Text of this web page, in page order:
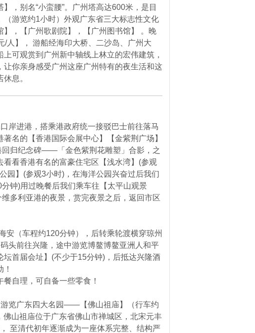
，别名“小蛮腰”。广州塔高达600米，是目
（游览约1小时）外观广东省三大标志性文化
，【广州歌剧院】，【广州图书馆】 。晚
/人】， 游船经海印大桥、二沙岛、广州大
可观赏到广州新中轴线上林立的宏伟建筑，
让你亲身感受广州这座广州特有的夜生活和这
息。
岸进港，搭乘港政府统一接驳巴士前往落马
名的【香港国际会展中心】【金紫荆广场】
回归纪念碑——「金色紫荆花雕塑」合影，之
看看香港有名的富豪住宅区【浅水湾】(参观
园】(参观3小时)，在海洋公园兴奋过后我们
钟)用过晚餐后我们乘车往【太平山观景
多利亚港的夜景，赏完夜景之后，返回市区
安（车程约120分钟），后转乘轮渡横穿琼州
头前往兴隆，途中游览博鳌博鳌亚洲人和平
首届会址】(不少于15分钟)，后抵达兴隆酒
自理，可自备一些零食！
览广东四大名园——【佛山祖庙】（行车约
佛山祖庙位于广东省佛山市禅城区，北宋元丰
至清代初年逐渐成为一座体系完整、结构严